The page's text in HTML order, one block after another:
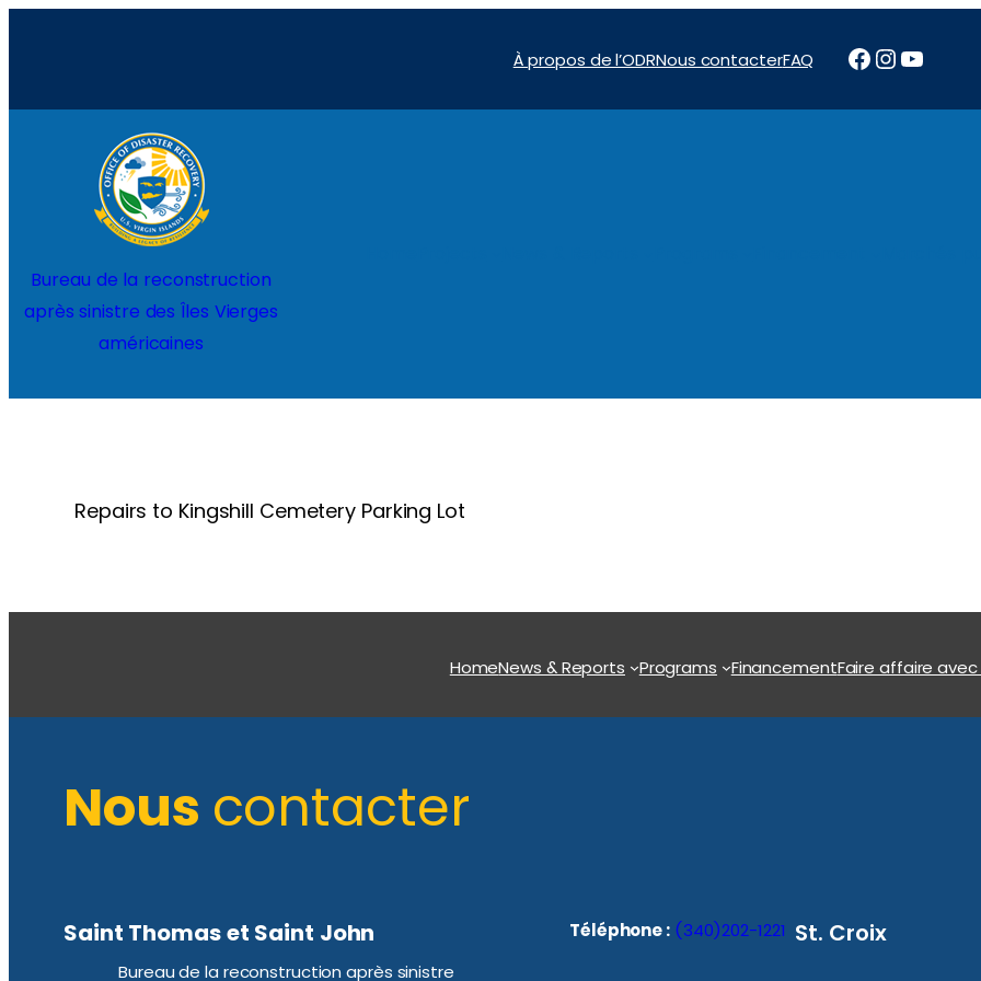
contenu
À propos de l’ODRNous contacterFAQ Facebook
Bureau de la reconstruction
après sinistre des Îles Vierges
américaines
Repairs to Kingshill Cemetery Parking Lot
HomeNews & Reports Programs FinancementFaire affaire avec
Nous contacter
Saint Thomas et Saint John
Bureau de la reconstruction après sinistre
Téléphone : (340)202-1221 St. Croix